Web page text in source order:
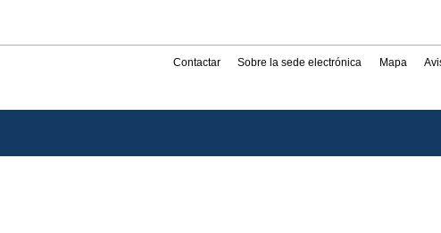
Contactar Sobre la sede electrónica Mapa